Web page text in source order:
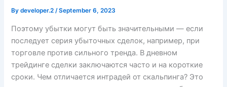
Bydeveloper.2/September 6, 2023
Поэтому убытки могут быть значительными — если
последует серия убыточных сделок, например, при
торговле против сильного тренда. В дневном
трейдинге сделки заключаются часто и на короткие
сроки. Чем отличается интрадей от скальпинга? Это